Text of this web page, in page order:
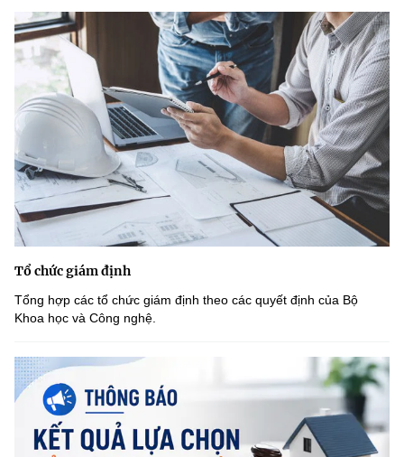
Tổ chức giám định
Tổng hợp các tổ chức giám định theo các quyết định của Bộ
Khoa học và Công nghệ.